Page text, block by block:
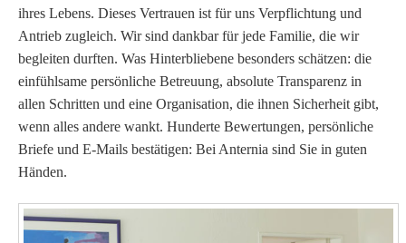
ihres Lebens. Dieses Vertrauen ist für uns Verpflichtung und
Antrieb zugleich. Wir sind dankbar für jede Familie, die wir
begleiten durften. Was Hinterbliebene besonders schätzen: die
einfühlsame persönliche Betreuung, absolute Transparenz in
allen Schritten und eine Organisation, die ihnen Sicherheit gibt,
wenn alles andere wankt. Hunderte Bewertungen, persönliche
Briefe und E-Mails bestätigen: Bei Anternia sind Sie in guten
Händen.